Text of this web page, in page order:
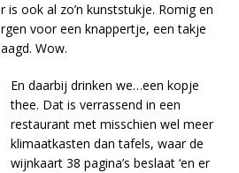
is ook al zo’n kunststukje. Romig en
voor een knappertje, een takje
Wow.
En daarbij drinken we…een kopje
thee. Dat is verrassend in een
restaurant met misschien wel meer
klimaatkasten dan tafels, waar de
wijnkaart 38 pagina’s beslaat ‘en er